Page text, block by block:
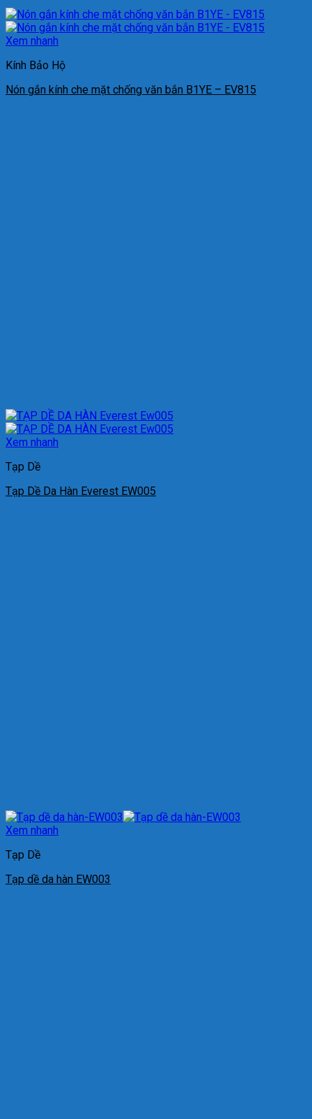
Xem nhanh
Kính Bảo Hộ
Nón gắn kính che mặt chống văn bắn B1YE – EV815
Xem nhanh
Tạp Dề
Tạp Dề Da Hàn Everest EW005
Xem nhanh
Tạp Dề
Tạp dề da hàn EW003